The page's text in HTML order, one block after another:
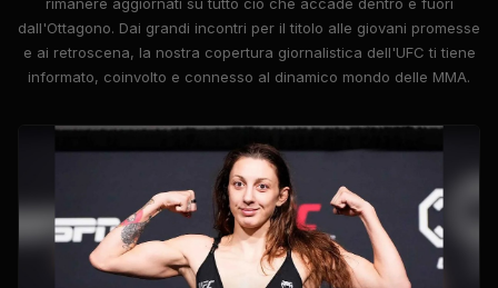
dall'Ottagono. Dai grandi incontri per il titolo alle giovani promesse
e ai retroscena, la nostra copertura giornalistica dell'UFC ti tiene
informato, coinvolto e connesso al dinamico mondo delle MMA.